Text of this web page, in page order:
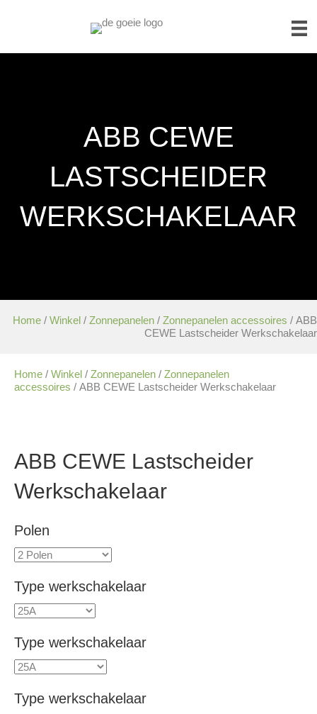
ABB CEWE
LASTSCHEIDER
WERKSCHAKELAAR
Home / Winkel / Zonnepanelen / Zonnepanelen accessoires / ABB
CEWE Lastscheider Werkschakelaar
Home / Winkel / Zonnepanelen / Zonnepanelen
accessoires / ABB CEWE Lastscheider Werkschakelaar
ABB CEWE Lastscheider
Werkschakelaar
Polen
Type werkschakelaar
Type werkschakelaar
Type werkschakelaar